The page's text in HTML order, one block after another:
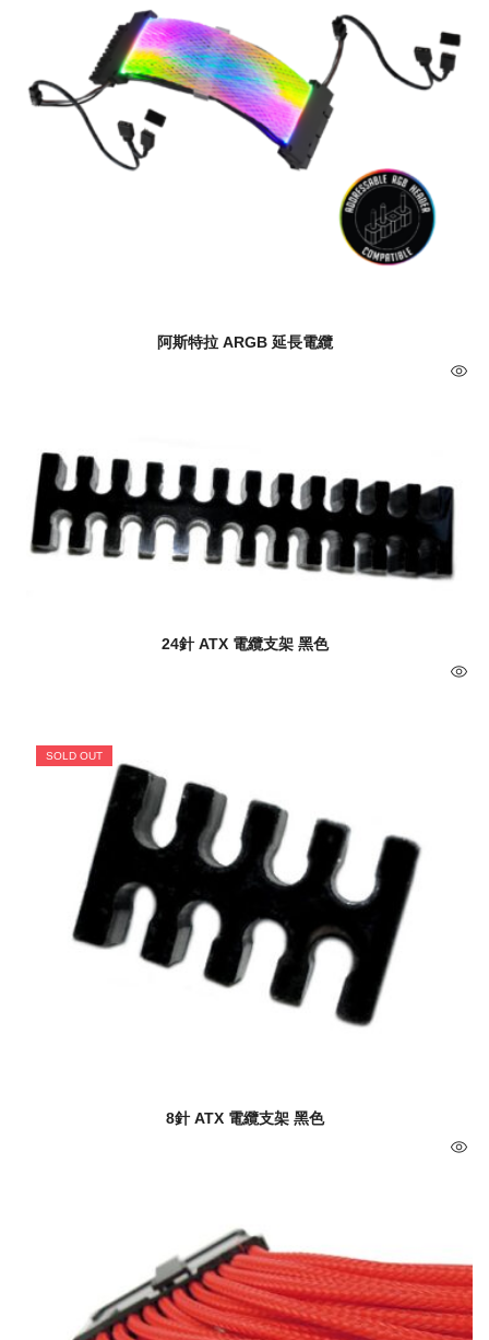
阿斯特拉 ARGB 延長電纜
24針 ATX 電纜支架 黑色
SOLD OUT
8針 ATX 電纜支架 黑色